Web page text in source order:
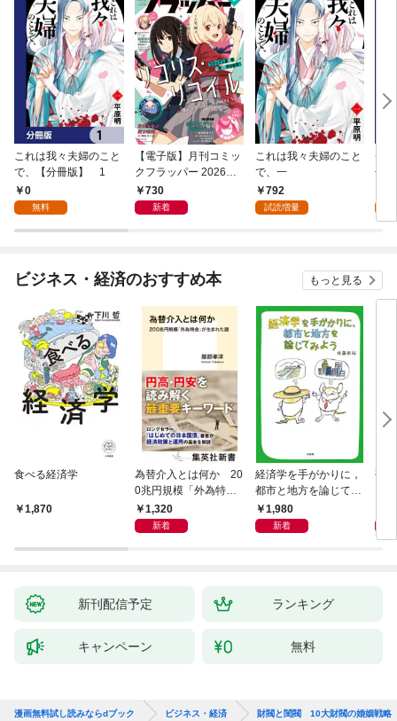
これは我々夫婦のこと
で、【分冊版】 1
0
無料
【電子版】月刊コミッ
クフラッパー 2026年9
月号730
新着
これは我々夫婦のこと
で、一
792
試読増量
チ
冊
ビジネス・経済のおすすめ本 もっと見る
食べる経済学
1,870
為替介入とは何か 20
0兆円規模「外為特
会」が生まれた謎
1,320
新着
経済学を手がかりに，
都市と地方を論じてみ
よう1,980
新着
研
新刊配信予定 ランキング
キャンペーン 無料
漫画無料試し読みならdブック ビジネス・経済 財閥と閨閥 10大財閥の婚姻戦略